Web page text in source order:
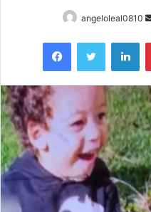
angeloleal0810
FacebookTwitter